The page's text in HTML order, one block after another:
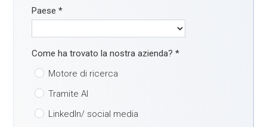
Paese*
Come ha trovato la nostra azienda?*
Motore di ricerca
Tramite AI
LinkedIn/ social media